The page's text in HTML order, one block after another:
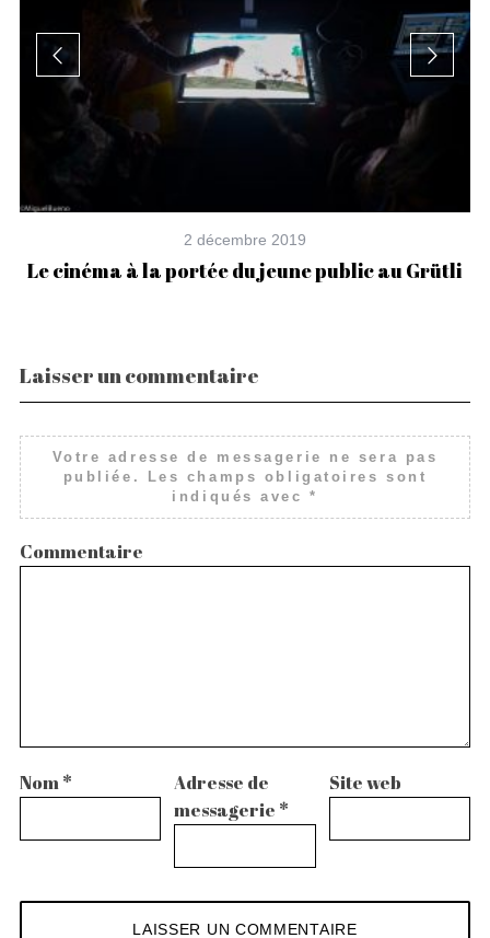
2 décembre 2019
Le cinéma à la portée du jeune public au Grütli
Laisser un commentaire
Votre adresse de messagerie ne sera pas
publiée.
Les champs obligatoires sont
indiqués avec*
Commentaire
Nom*
Adresse de
messagerie *
Site web